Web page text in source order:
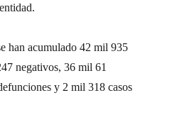
han acumulado 42 mil 935
negativos, 36 mil 61
y 2 mil 318 casos